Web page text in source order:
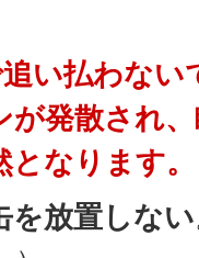
い払わない
が発散され
なります。
を放置しない